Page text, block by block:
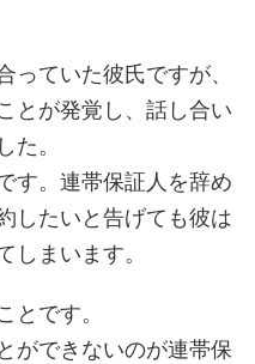
っていた彼氏ですが、
とが発覚し、話し合い
た。
す。連帯保証人を辞め
したいと告げても彼は
しまいます。
とです。
ができないのが連帯保